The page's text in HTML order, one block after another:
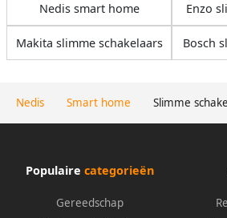
Nedis Smart home Slimme
Nedis smart home Enzo
Makita slimme schakelaars Bosch
Populaire categorieën
Gereedschap